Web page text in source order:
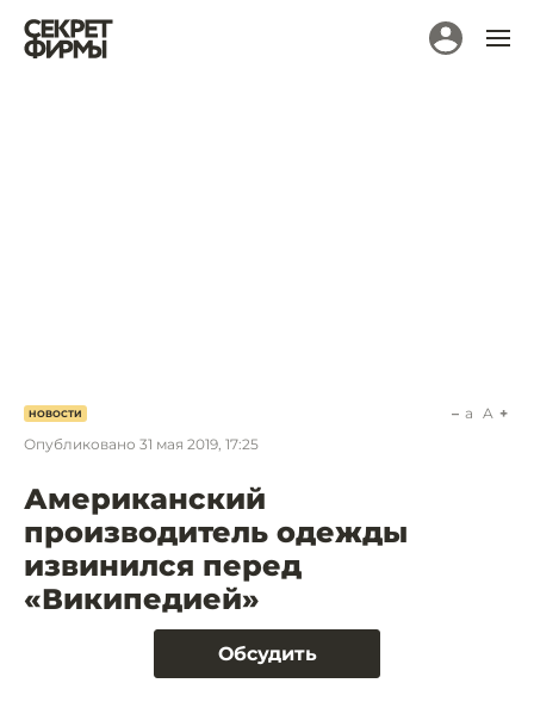
НОВОСТИ
Опубликовано 31 мая 2019, 17:25
a A
Американский
производитель одежды
извинился перед
«Википедией»
Обсудить